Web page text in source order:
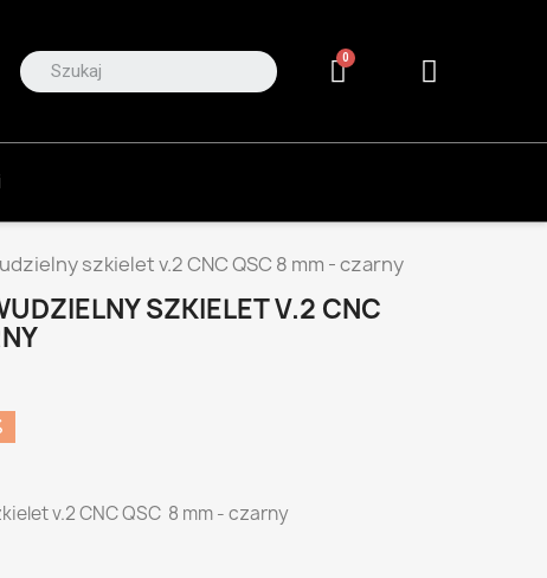
szkielet v.2 CNC QSC 8 mm - czarny
SZKIELET V.2 CNC
v.2 CNC QSC 8 mm - czarny